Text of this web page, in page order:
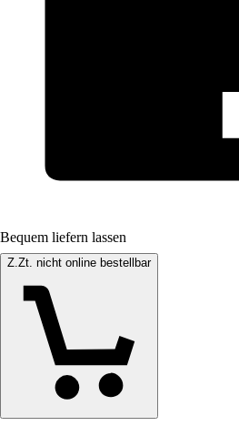
Bequem liefern lassen
Z.Zt. nicht online bestellbar